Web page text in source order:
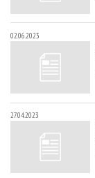
02.06.2023
27.04.2023